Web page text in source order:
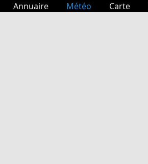
Annuaire Météo Carte